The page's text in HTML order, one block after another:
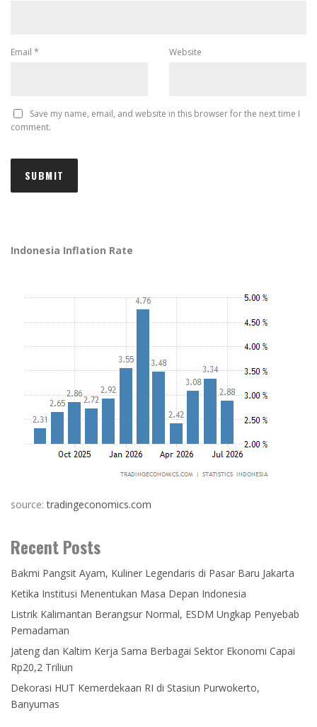
Email * Website
Save my name, email, and website in this browser for the next time I
comment.
Indonesia Inflation Rate
source:tradingeconomics.com
Recent Posts
Bakmi Pangsit Ayam, Kuliner Legendaris di Pasar Baru Jakarta
Ketika Institusi Menentukan Masa Depan Indonesia
Listrik Kalimantan Berangsur Normal, ESDM Ungkap Penyebab
Pemadaman
Jateng dan Kaltim Kerja Sama Berbagai Sektor Ekonomi Capai
Rp20,2 Triliun
Dekorasi HUT Kemerdekaan RI di Stasiun Purwokerto,
Banyumas